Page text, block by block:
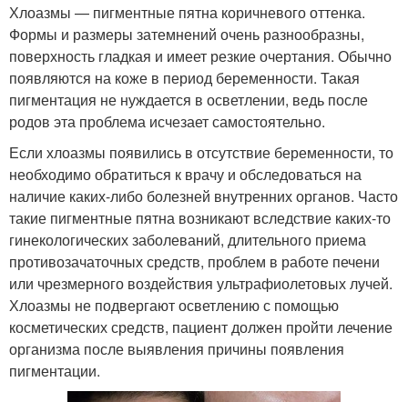
Хлоазмы — пигментные пятна коричневого оттенка.
Формы и размеры затемнений очень разнообразны,
поверхность гладкая и имеет резкие очертания. Обычно
появляются на коже в период беременности. Такая
пигментация не нуждается в осветлении, ведь после
родов эта проблема исчезает самостоятельно.
Если хлоазмы появились в отсутствие беременности, то
необходимо обратиться к врачу и обследоваться на
наличие каких-либо болезней внутренних органов. Часто
такие пигментные пятна возникают вследствие каких-то
гинекологических заболеваний, длительного приема
противозачаточных средств, проблем в работе печени
или чрезмерного воздействия ультрафиолетовых лучей.
Хлоазмы не подвергают осветлению с помощью
косметических средств, пациент должен пройти лечение
организма после выявления причины появления
пигментации.